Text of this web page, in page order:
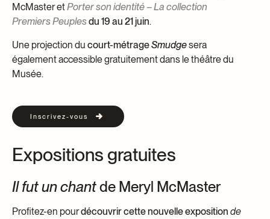
Jeune McCord philanthrope
McMaster etPorter son identité – La collection
Premiers Peuplesdu 19 au 21 juin.
Une projection du court-métrageSmudgesera
également accessible gratuitement dans le théâtre du
Musée.
Inscrivez-vous
Expositions gratuites
Il fut un chantde Meryl McMaster
Profitez-en pourdécouvrir cette nouvelle exposition de